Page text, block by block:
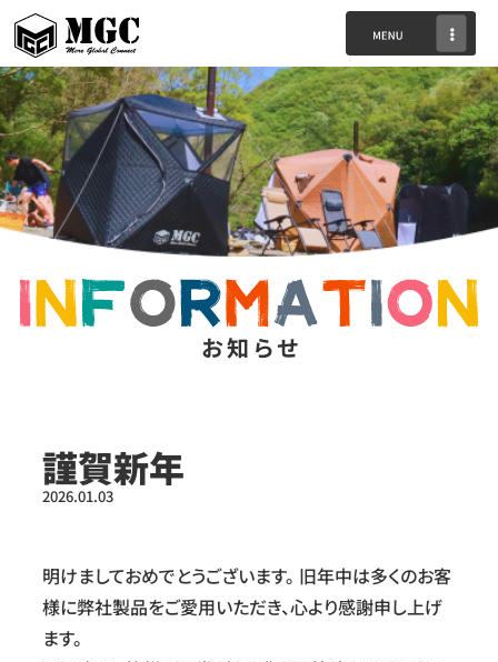
お知らせ
謹賀新年
2026.01.03
明けましておめでとうございます。 旧年中は多くのお客
様に弊社製品をご愛用いただき、心より感謝申し上げ
ます。